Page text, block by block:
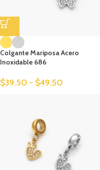
Colgante Mariposa Acero
Inoxidable 686
$39.50 - $49.50